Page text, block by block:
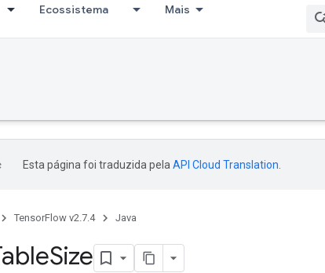
Ecossistema Mais
Esta página foi traduzida pela API Cloud Translation
TensorFlow v2.7.4 Java
Size